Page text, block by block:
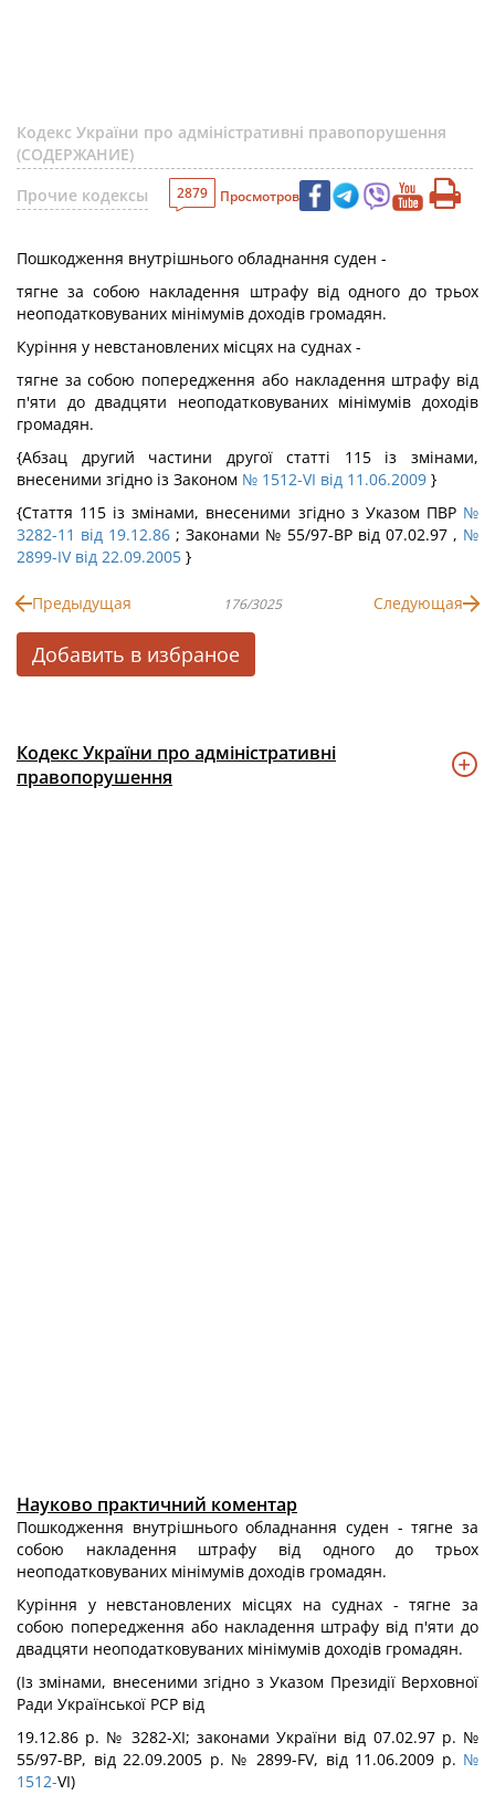
Кодекс України про адміністративні правопорушення
(СОДЕРЖАНИЕ)
Прочие кодексы
2879 Просмотров
Пошкодження внутрішнього обладнання суден -
тягне за собою накладення штрафу від одного до трьох
неоподатковуваних мінімумів доходів громадян.
Куріння у невстановлених місцях на суднах -
тягне за собою попередження або накладення штрафу від
п'яти до двадцяти неоподатковуваних мінімумів доходів
громадян.
{Абзац другий частини другої статті 115 із змінами,
внесеними згідно із Законом № 1512-VI від 11.06.2009 }
{Стаття 115 із змінами, внесеними згідно з Указом ПВР №
3282-11 від 19.12.86 ; Законами № 55/97-ВР від 07.02.97 , №
2899-IV від 22.09.2005 }
Предыдущая 176/3025 Следующая
Добавить в избраное
Кодекс України про адміністративні
правопорушення
Науково практичний коментар
Пошкодження внутрішнього обладнання суден - тягне за
собою накладення штрафу від одного до трьох
неоподатковуваних мінімумів доходів громадян.
Куріння у невстановлених місцях на суднах - тягне за
собою попередження або накладення штрафу від п'яти до
двадцяти неоподатковуваних мінімумів доходів громадян.
(Із змінами, внесеними згідно з Указом Президії Верховної
Ради Української PCP від
19.12.86 р. № 3282-ХІ; законами України від 07.02.97 р. №
55/97-ВР, від 22.09.2005 p. № 2899-FV, від 11.06.2009 р. №
1512-VI)